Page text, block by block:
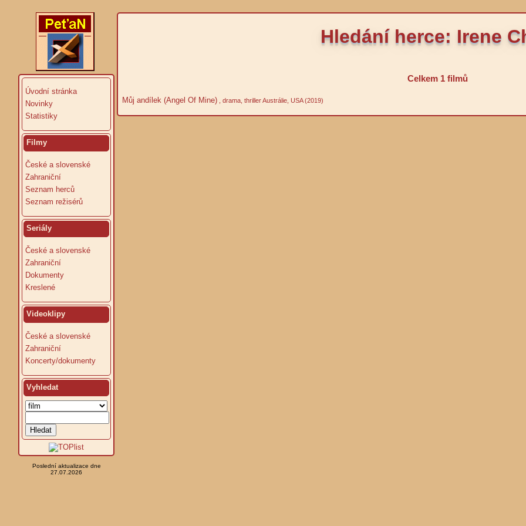
Úvodní stránka
Novinky
Statistiky
Filmy
České a slovenské
Zahraniční
Seznam herců
Seznam režisérů
Seriály
České a slovenské
Zahraniční
Dokumenty
Kreslené
Videoklipy
České a slovenské
Zahraniční
Koncerty/dokumenty
Vyhledat
Poslední aktualizace dne
27.07.2026
Hledání herce: Irene
Celkem 1 filmů
Můj andílek (Angel Of Mine) , drama, thriller Austrálie, USA (2019)